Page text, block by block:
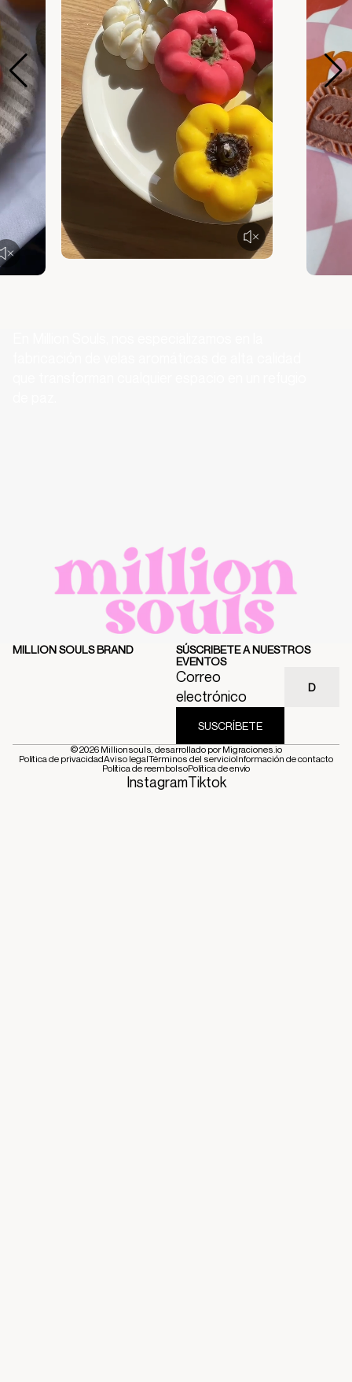
MILLION SOULS BRAND
SÚSCRIBETE A NUESTROS
EVENTOS
Correo
electrónico
SUSCRÍBETE
© 2026 Millionsouls , desarrollado porMigraciones.io
Política de privacidadAviso legalTérminos del servicioInformación de contacto
Política de reembolsoPolítica de envío
InstagramTiktok